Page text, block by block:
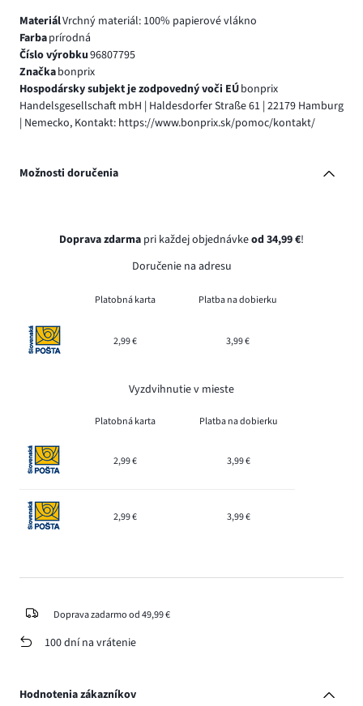
MateriálVrchný materiál: 100% papierové vlákno
Farbaprírodná
Číslo výrobku96807795
Značkabonprix
Hospodársky subjekt je zodpovedný voči EÚbonprix
Handelsgesellschaft mbH | Haldesdorfer Straße 61 | 22179 Hamburg
| Nemecko, Kontakt: https://www.bonprix.sk/pomoc/kontakt/
Možnosti doručenia
Doprava zdarma pri každej objednávkeod 34,99 €!
Doručenie na adresu
Platobná karta Platba na dobierku
2,99 € 3,99 €
Vyzdvihnutie v mieste
Platobná karta Platba na dobierku
2,99 € 3,99 €
2,99 € 3,99 €
Doprava zadarmo od 49,99 €
100 dní na vrátenie
Hodnotenia zákazníkov